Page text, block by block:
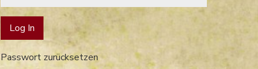
Passwort zurücksetzen